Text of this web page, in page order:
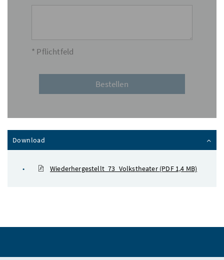
* Pflichtfeld
Download
Wiederhergestellt_73_Volkstheater (PDF 1,4 MB)